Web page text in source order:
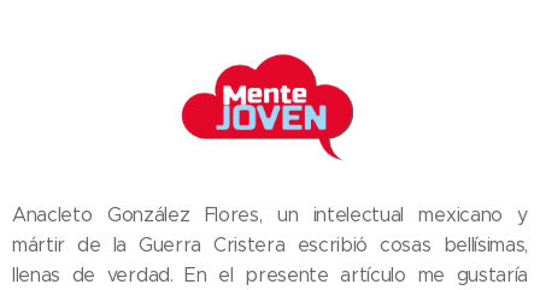
Anacleto González Flores, un intelectual mexicano y
mártir de la Guerra Cristera escribió cosas bellísimas,
llenas de verdad. En el presente artículo me gustaría